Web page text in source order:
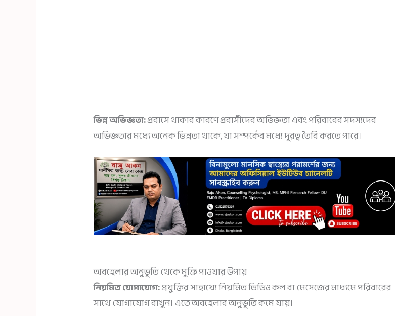
ভিন্ন অভিজ্ঞতা:প্রবাসে থাকার কারণে প্রবাসীদের অভিজ্ঞতা এবং পরিবারের সদস্যদের
অভিজ্ঞতার মধ্যে অনেক ভিন্নতা থাকে, যা সম্পর্কের মধ্যে দূরত্ব তৈরি করতে পারে।
অবহেলার অনুভূতি থেকে মুক্তি পাওয়ার উপায়
নিয়মিত যোগাযোগ:প্রযুক্তির সাহায্যে নিয়মিত ভিডিও কল বা মেসেজের মাধ্যমে পরিবারের
সাথে যোগাযোগ রাখুন। এতে অবহেলার অনুভূতি কমে যায়।